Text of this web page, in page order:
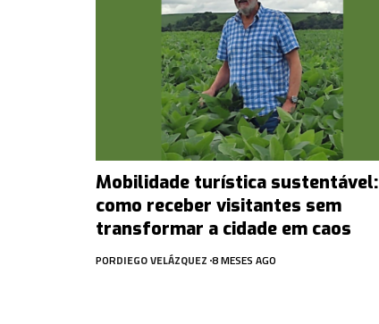
Mobilidade turística sustentável:
como receber visitantes sem
transformar a cidade em caos
PORDIEGO VELÁZQUEZ 8 MESES AGO